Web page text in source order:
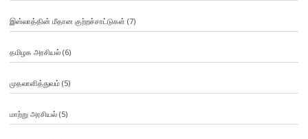
இஸ்லாத்தின் மீதான குற்றச்சாட்டுகள் (7)
தமிழக அரசியல்(6)
முதலாளித்துவம்(5)
மாற்று அரசியல்(5)